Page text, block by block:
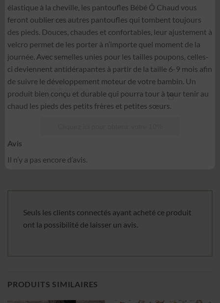
élastique à la cheville, les pantoufles Bébé Ô Chaud vous
feront oublier ces autres pantoufles qui tombent toujours
des pieds. Douces, chaudes et confortables, leur ajustement à
velcro permet de les porter à n’importe quel moment de la
journée. Avec semelles unies pour les tailles poupons, celles-
ci deviennent antidérapantes à partir de la taille 6-9 mois afin
de suivre le développement moteur de votre bambin. Un
produit bien conçu et durable qui pourra tour à tour tenir au
chaud les pieds des petits frères et petites sœurs.
Avis
Il n’y a pas encore d’avis.
Seuls les clients connectés ayant acheté ce produit
ont la possibilité de laisser un avis.
PRODUITS SIMILAIRES
Courriel *
Nom *
Date de naissance